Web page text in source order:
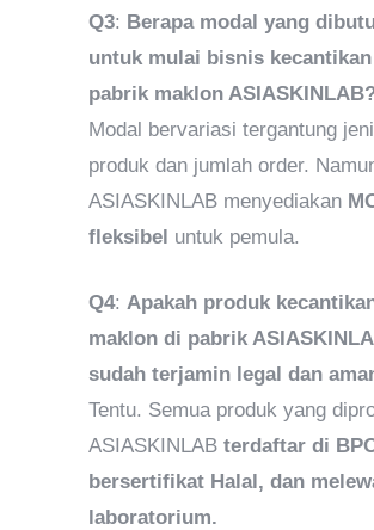
Q3: Berapa modal yang
untuk mulai bisnis
pabrik maklon
Modal bervariasi tergantung
produk dan jumlah order.
ASIASKINLAB menyediakan
fleksibel untuk pemula.
Q4: Apakah produk
maklon di pabrik
sudah terjamin legal dan
Tentu. Semua produk yang
ASIASKINLAB terdaftar di
bersertifikat Halal, dan
laboratorium.